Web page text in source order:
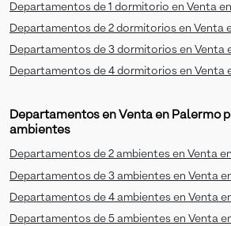
Departamentos de 1 dormitorio en Venta
Departamentos de 2 dormitorios en Venta
Departamentos de 3 dormitorios en Venta
Departamentos de 4 dormitorios en Venta
Departamentos en Venta en Palermo
ambientes
Departamentos de 2 ambientes en Venta
Departamentos de 3 ambientes en Venta
Departamentos de 4 ambientes en Venta
Departamentos de 5 ambientes en Venta